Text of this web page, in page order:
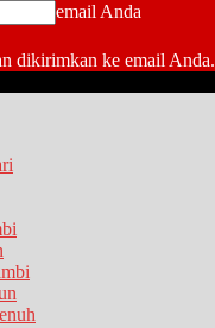
email Anda
dikirimkan ke email Anda.